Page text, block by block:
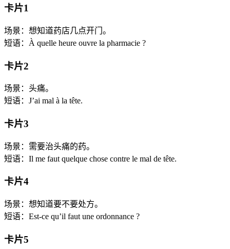
卡片1
场景：想知道药店几点开门。
短语：À quelle heure ouvre la pharmacie ?
卡片2
场景：头痛。
短语：J’ai mal à la tête.
卡片3
场景：需要治头痛的药。
短语：Il me faut quelque chose contre le mal de tête.
卡片4
场景：想知道要不要处方。
短语：Est-ce qu’il faut une ordonnance ?
卡片5